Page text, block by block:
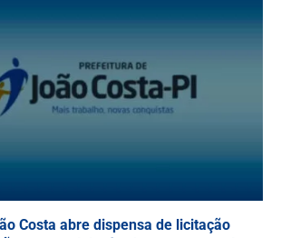
Costa abre dispensa de licitação